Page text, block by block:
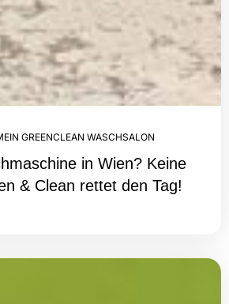
GREENCLEAN WASCHSALON
in Wien? Keine
& Clean rettet den Tag!